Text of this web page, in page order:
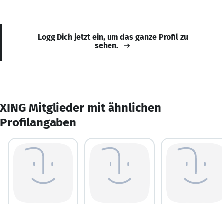
Logg Dich jetzt ein, um das ganze Profil zu
sehen.
XING Mitglieder mit ähnlichen
Profilangaben